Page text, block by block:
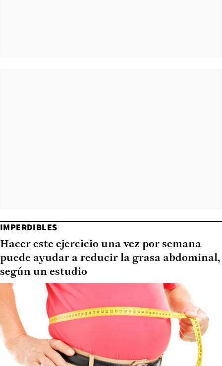
IMPERDIBLES
Hacer este ejercicio una vez por semana
puede ayudar a reducir la grasa abdominal,
según un estudio